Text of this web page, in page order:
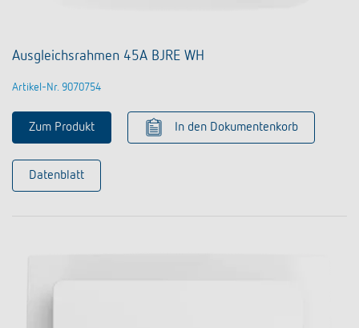
Ausgleichsrahmen 45A BJRE WH
Artikel-Nr. 9070754
Zum Produkt In den Dokumentenkorb
Datenblatt